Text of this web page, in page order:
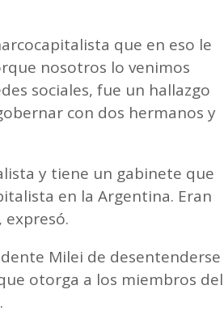
que en eso le
nosotros lo venimos
sociales, fue un hallazgo
con dos hermanos y
y tiene un gabinete que
en la Argentina. Eran
expresó.
Milei de desentenderse
otorga a los miembros del